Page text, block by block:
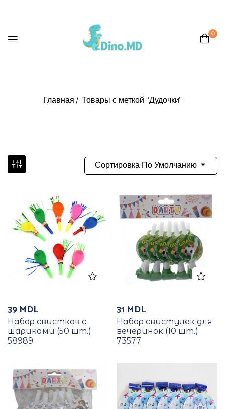
0
Главная Товары с меткой “Дудочки”
Сортировка По Умолчанию
39 MDL
Набор свистков с
шариками (50 шт.)
58989
31 MDL
Набор свистулек для
вечеринок (10 шт.)
73577